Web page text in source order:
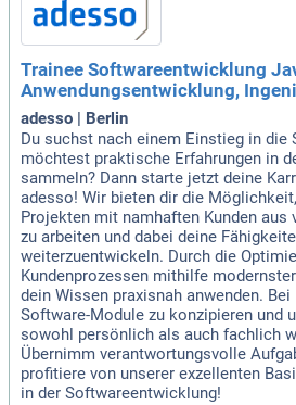
Trainee Softwareentwicklung
Anwendungsentwicklung,
adesso | Berlin
Du suchst nach einem Einstieg in die
möchtest praktische Erfahrungen in
sammeln? Dann starte jetzt deine
adesso! Wir bieten dir die
Projekten mit namhaften Kunden aus
zu arbeiten und dabei deine
weiterzuentwickeln. Durch die
Kundenprozessen mithilfe
dein Wissen praxisnah anwenden.
Software-Module zu konzipieren und
sowohl persönlich als auch fachlich
Übernimm verantwortungsvolle
profitiere von unserer exzellenten
in der Softwareentwicklung!